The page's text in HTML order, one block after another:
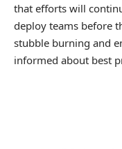
that efforts will
deploy teams before
stubble burning and
informed about best